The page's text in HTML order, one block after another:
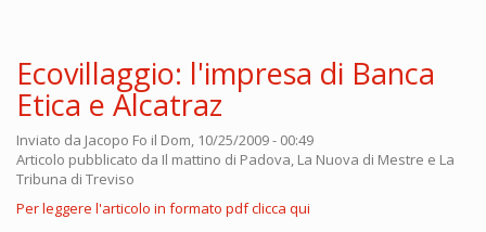
Ecovillaggio: l'impresa di Banca
Etica e Alcatraz
Inviato da Jacopo Fo il Dom, 10/25/2009 - 00:49
Articolo pubblicato da Il mattino di Padova, La Nuova di Mestre e La
Tribuna di Treviso
Per leggere l'articolo in formato pdf clicca qui